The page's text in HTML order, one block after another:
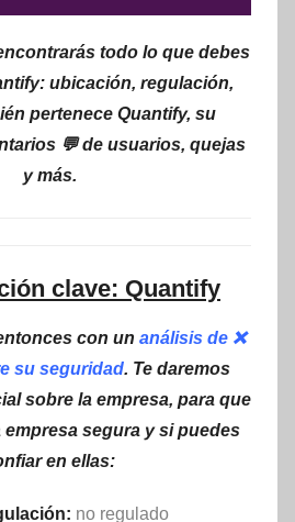
todo lo que debes
ubicación, regulación,
pertenece Quantify, su
💬 de usuarios, quejas
y más.
clave: Quantify
con un análisis de ❌
su seguridad. Te daremos
sobre la empresa, para que
segura y si puedes
en ellas:
no regulado